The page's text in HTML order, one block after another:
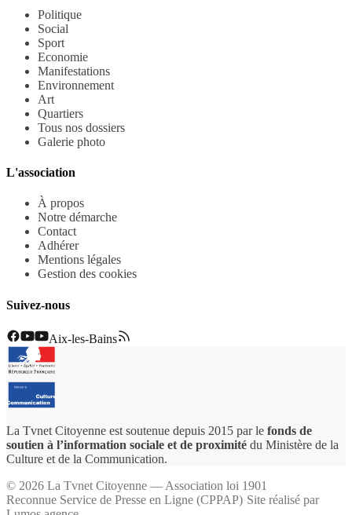
Politique
Social
Sport
Economie
Manifestations
Environnement
Art
Quartiers
Tous nos dossiers
Galerie photo
L'association
À propos
Notre démarche
Contact
Adhérer
Mentions légales
Gestion des cookies
Suivez-nous
Aix-les-Bains
La Tvnet Citoyenne est soutenue depuis 2015 par le fonds de
soutien à l’information sociale et de proximité du Ministère de la
Culture et de la Communication.
© 2026 La Tvnet Citoyenne — Association loi 1901
Reconnue Service de Presse en Ligne (CPPAP)·Site réalisé par